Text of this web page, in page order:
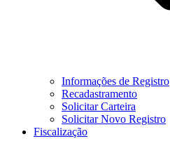
Informações de Registro
Recadastramento
Solicitar Carteira
Solicitar Novo Registro
Fiscalização